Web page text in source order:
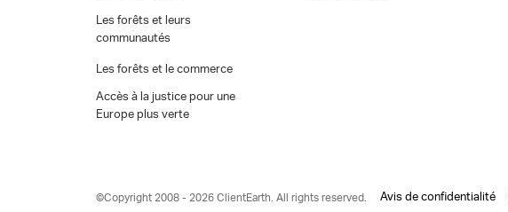
Les forêts et leurs
communautés
Les forêts et le commerce
Accès à la justice pour une
Europe plus verte
©Copyright 2008 - 2026 ClientEarth. All rights reserved. Avis de confidentialité